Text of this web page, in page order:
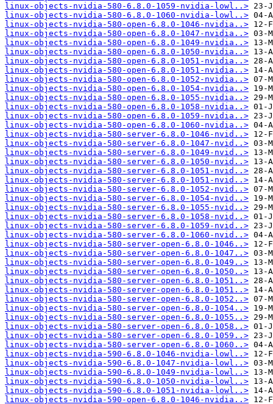
linux-objects-nvidia-580-6.8.0-1059-nvidia-lowl..>
linux-objects-nvidia-580-6.8.0-1060-nvidia-lowl..>
linux-objects-nvidia-580-open-6.8.0-1046-nvidia..>
linux-objects-nvidia-580-open-6.8.0-1047-nvidia..>
linux-objects-nvidia-580-open-6.8.0-1049-nvidia..>
linux-objects-nvidia-580-open-6.8.0-1050-nvidia..>
linux-objects-nvidia-580-open-6.8.0-1051-nvidia..>
linux-objects-nvidia-580-open-6.8.0-1051-nvidia..>
linux-objects-nvidia-580-open-6.8.0-1052-nvidia..>
linux-objects-nvidia-580-open-6.8.0-1054-nvidia..>
linux-objects-nvidia-580-open-6.8.0-1055-nvidia..>
linux-objects-nvidia-580-open-6.8.0-1058-nvidia..>
linux-objects-nvidia-580-open-6.8.0-1059-nvidia..>
linux-objects-nvidia-580-open-6.8.0-1060-nvidia..>
linux-objects-nvidia-580-server-6.8.0-1046-nvid..>
linux-objects-nvidia-580-server-6.8.0-1047-nvid..>
linux-objects-nvidia-580-server-6.8.0-1049-nvid..>
linux-objects-nvidia-580-server-6.8.0-1050-nvid..>
linux-objects-nvidia-580-server-6.8.0-1051-nvid..>
linux-objects-nvidia-580-server-6.8.0-1051-nvid..>
linux-objects-nvidia-580-server-6.8.0-1052-nvid..>
linux-objects-nvidia-580-server-6.8.0-1054-nvid..>
linux-objects-nvidia-580-server-6.8.0-1055-nvid..>
linux-objects-nvidia-580-server-6.8.0-1058-nvid..>
linux-objects-nvidia-580-server-6.8.0-1059-nvid..>
linux-objects-nvidia-580-server-6.8.0-1060-nvid..>
linux-objects-nvidia-580-server-open-6.8.0-1046..>
linux-objects-nvidia-580-server-open-6.8.0-1047..>
linux-objects-nvidia-580-server-open-6.8.0-1049..>
linux-objects-nvidia-580-server-open-6.8.0-1050..>
linux-objects-nvidia-580-server-open-6.8.0-1051..>
linux-objects-nvidia-580-server-open-6.8.0-1051..>
linux-objects-nvidia-580-server-open-6.8.0-1052..>
linux-objects-nvidia-580-server-open-6.8.0-1054..>
linux-objects-nvidia-580-server-open-6.8.0-1055..>
linux-objects-nvidia-580-server-open-6.8.0-1058..>
linux-objects-nvidia-580-server-open-6.8.0-1059..>
linux-objects-nvidia-580-server-open-6.8.0-1060..>
linux-objects-nvidia-590-6.8.0-1046-nvidia-lowl..>
linux-objects-nvidia-590-6.8.0-1047-nvidia-lowl..>
linux-objects-nvidia-590-6.8.0-1049-nvidia-lowl..>
linux-objects-nvidia-590-6.8.0-1050-nvidia-lowl..>
linux-objects-nvidia-590-6.8.0-1051-nvidia-lowl..>
linux-objects-nvidia-590-open-6.8.0-1046-nvidia..>